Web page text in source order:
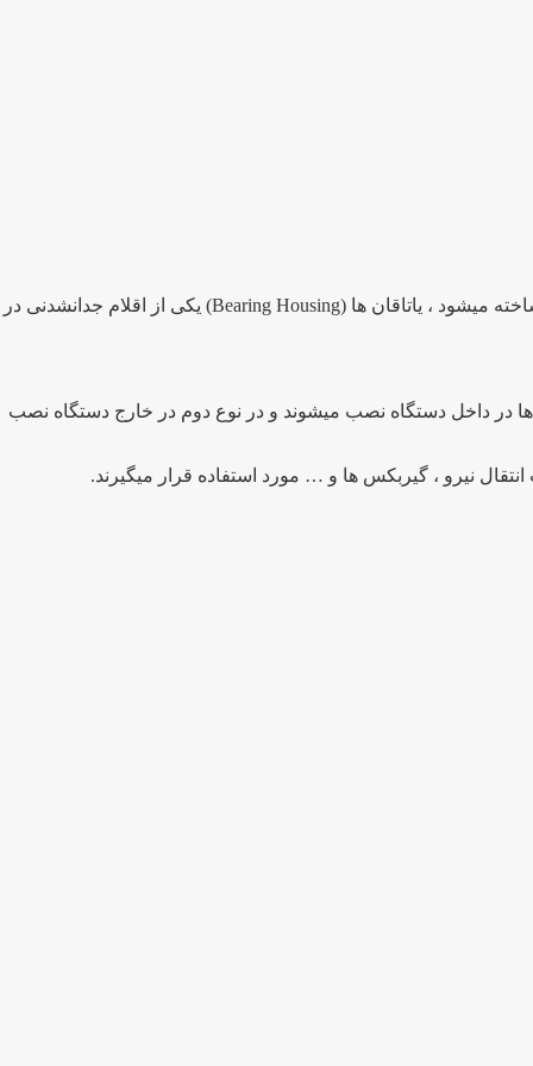
یاتاقان یا هوزینگ بیرینگ (بلبرینگ) در حقیقت یک پایه نگهدارنده برای شفت در حال دوران میباشد که معمولا از آهن یا چدن ریخته شده ساخته میشود ، یاتاقان ها (Bearing Housing) یکی از اقلام جدانشدنی در
ها در داخل دستگاه نصب میشوند و در نوع دوم در خارج دستگاه نصب